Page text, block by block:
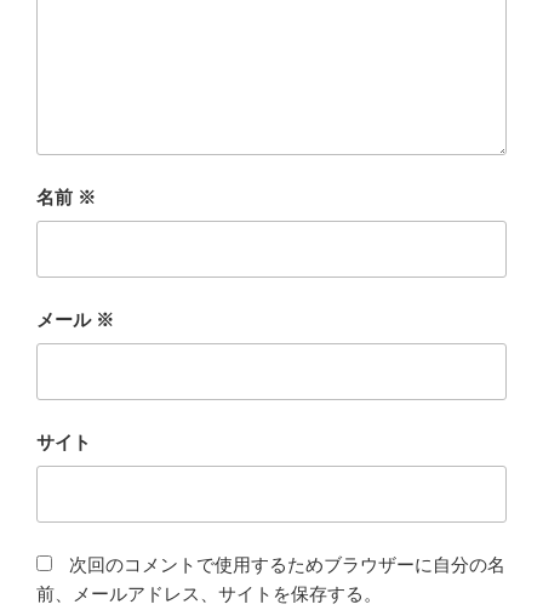
名前 ※
メール ※
サイト
次回のコメントで使用するためブラウザーに自分の名
前、メールアドレス、サイトを保存する。